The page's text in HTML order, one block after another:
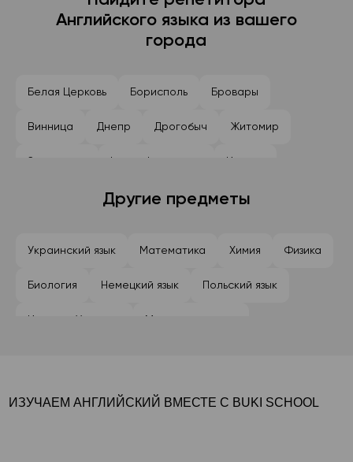
Английского языка из вашего
города
Белая Церковь Борисполь Бровары
Винница Днепр Дрогобыч Житомир
Киев Кременчуг Кривой Рог
Другие предметы
Украинский язык Математика Химия Физика
Биология Немецкий язык Польский язык
ИЗУЧАЕМ АНГЛИЙСКИЙ ВМЕСТЕ С BUKI SCHOOL